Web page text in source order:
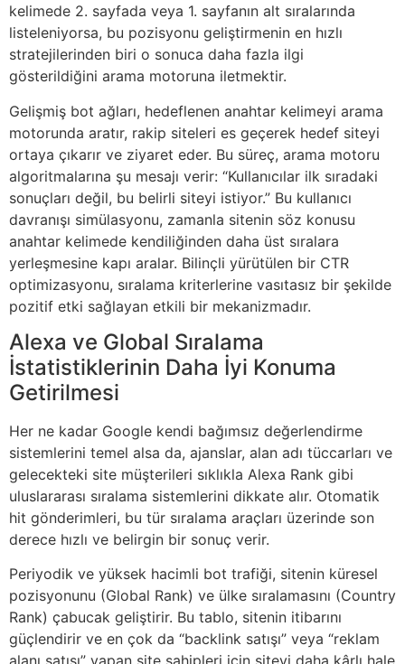
kelimede 2. sayfada veya 1. sayfanın alt sıralarında
listeleniyorsa, bu pozisyonu geliştirmenin en hızlı
stratejilerinden biri o sonuca daha fazla ilgi
gösterildiğini arama motoruna iletmektir.
Gelişmiş bot ağları, hedeflenen anahtar kelimeyi arama
motorunda aratır, rakip siteleri es geçerek hedef siteyi
ortaya çıkarır ve ziyaret eder. Bu süreç, arama motoru
algoritmalarına şu mesajı verir: “Kullanıcılar ilk sıradaki
sonuçları değil, bu belirli siteyi istiyor.” Bu kullanıcı
davranışı simülasyonu, zamanla sitenin söz konusu
anahtar kelimede kendiliğinden daha üst sıralara
yerleşmesine kapı aralar. Bilinçli yürütülen bir CTR
optimizasyonu, sıralama kriterlerine vasıtasız bir şekilde
pozitif etki sağlayan etkili bir mekanizmadır.
Alexa ve Global Sıralama
İstatistiklerinin Daha İyi Konuma
Getirilmesi
Her ne kadar Google kendi bağımsız değerlendirme
sistemlerini temel alsa da, ajanslar, alan adı tüccarları ve
gelecekteki site müşterileri sıklıkla Alexa Rank gibi
uluslararası sıralama sistemlerini dikkate alır. Otomatik
hit gönderimleri, bu tür sıralama araçları üzerinde son
derece hızlı ve belirgin bir sonuç verir.
Periyodik ve yüksek hacimli bot trafiği, sitenin küresel
pozisyonunu (Global Rank) ve ülke sıralamasını (Country
Rank) çabucak geliştirir. Bu tablo, sitenin itibarını
güçlendirir ve en çok da “backlink satışı” veya “reklam